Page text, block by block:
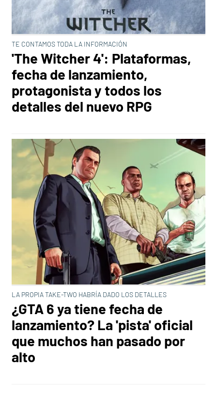
TE CONTAMOS TODA LA INFORMACIÓN
'The Witcher 4': Plataformas,
fecha de lanzamiento,
protagonista y todos los
detalles del nuevo RPG
LA PROPIA TAKE-TWO HABRÍA DADO LOS DETALLES
¿GTA 6 ya tiene fecha de
lanzamiento? La 'pista' oficial
que muchos han pasado por
alto